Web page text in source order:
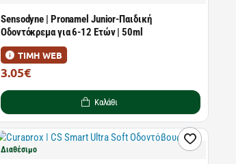
Sensodyne | Pronamel Junior-Παιδική
Οδοντόκρεμα για 6-12 Ετών | 50ml
ΤΙΜΗ WEB
3.05€
Καλάθι
Διαθέσιμο